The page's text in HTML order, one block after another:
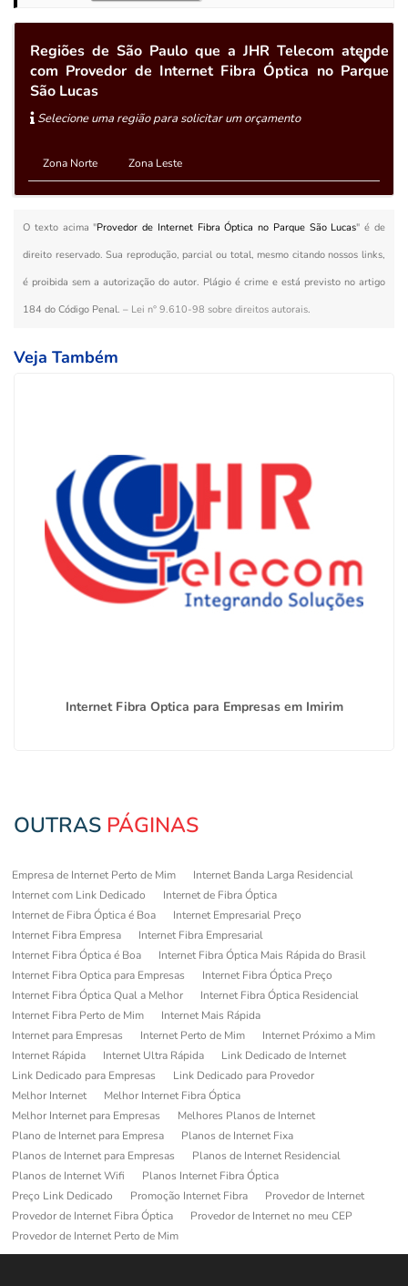
Regiões de São Paulo que a JHR Telecom atende
com Provedor de Internet Fibra Óptica no Parque
São Lucas
Selecione uma região para solicitar um orçamento
Zona Norte Zona Leste
O texto acima "Provedor de Internet Fibra Óptica no Parque São Lucas" é de
direito reservado. Sua reprodução, parcial ou total, mesmo citando nossos links,
é proibida sem a autorização do autor. Plágio é crime e está previsto no artigo
184 do Código Penal. – Lei n° 9.610-98 sobre direitos autorais.
Veja Também
Internet Fibra Optica para Empresas em Imirim
OUTRAS PÁGINAS
Empresa de Internet Perto de Mim
Internet Banda Larga Residencial
Internet com Link Dedicado
Internet de Fibra Óptica
Internet de Fibra Óptica é Boa
Internet Empresarial Preço
Internet Fibra Empresa
Internet Fibra Empresarial
Internet Fibra Óptica é Boa
Internet Fibra Óptica Mais Rápida do Brasil
Internet Fibra Optica para Empresas
Internet Fibra Óptica Preço
Internet Fibra Óptica Qual a Melhor
Internet Fibra Óptica Residencial
Internet Fibra Perto de Mim
Internet Mais Rápida
Internet para Empresas
Internet Perto de Mim
Internet Próximo a Mim
Internet Rápida
Internet Ultra Rápida
Link Dedicado de Internet
Link Dedicado para Empresas
Link Dedicado para Provedor
Melhor Internet
Melhor Internet Fibra Óptica
Melhor Internet para Empresas
Melhores Planos de Internet
Plano de Internet para Empresa
Planos de Internet Fixa
Planos de Internet para Empresas
Planos de Internet Residencial
Planos de Internet Wifi
Planos Internet Fibra Óptica
Preço Link Dedicado
Promoção Internet Fibra
Provedor de Internet
Provedor de Internet Fibra Óptica
Provedor de Internet no meu CEP
Provedor de Internet Perto de Mim